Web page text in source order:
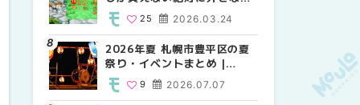
限定スイーツ・焼き菓子18選
| MouLa HOKKAIDO
2026.03.24
25
2026年夏 札幌市豊平区の夏
祭り・イベントまとめ |
MouLa HOKKAIDO
2026.07.07
9
6
2026年夏 札幌市豊平区の夏
祭り・イベントまとめ |
9
徹底比較 | MouLa
HOKKAIDO
5
【2026年最新】新千歳空港で
しか買えない絶対に外せない
限定スイーツ・焼き菓子18選
| MouLa HOKKAIDO
25